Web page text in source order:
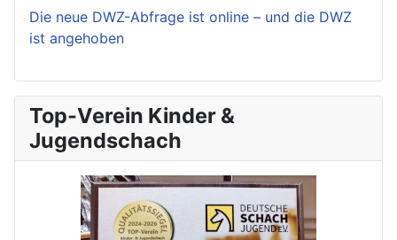
Die neue DWZ-Abfrage ist online – und die DWZ
ist angehoben
Top-Verein Kinder &
Jugendschach